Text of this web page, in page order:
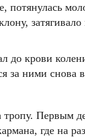
до крови
ними снова
Первым
где на